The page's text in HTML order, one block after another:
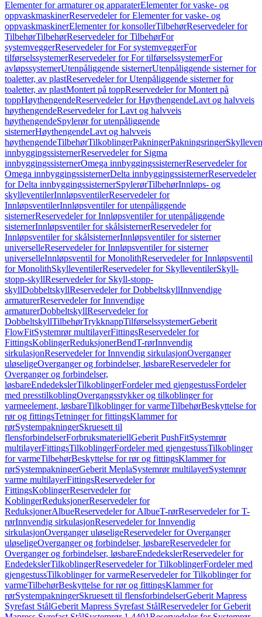
Elementer for armaturer og apparaterElementer for vaske- og
oppvaskmaskinerReservedeler for Elementer for vaske- og
oppvaskmaskinerElementer for konsollerTilbehørReservedeler for
TilbehørTilbehørReservedeler for TilbehørFor
systemveggerReservedeler for For systemveggerFor
tilførselssystemerReservedeler for For tilførselssystemerFor
avløpssystemerUtenpåliggende sisternerUtenpåliggende sisterner for
toaletter, av plastReservedeler for Utenpåliggende sisterner for
toaletter, av plastMontert på toppReservedeler for Montert på
toppHøythengendeReservedeler for HøythengendeLavt og halvveis
høythengendeReservedeler for Lavt og halvveis
høythengendeSpylerør for utenpåliggende
sisternerHøythengendeLavt og halvveis
høythengendeTilbehørTilkoblingerPakningerPakningsringer
innbyggingssisternerReservedeler for Sigma
innbyggingssisternerOmega innbyggingssisternerReservedeler for
Omega innbyggingssisternerDelta innbyggingssisternerReservedeler
for Delta innbyggingssisternerSpylerørTilbehørInnløps- og
skylleventilerInnløpsventilerReservedeler for
InnløpsventilerInnløpsventiler for utenpåliggende
sisternerReservedeler for Innløpsventiler for utenpåliggende
sisternerInnløpsventiler for skålsisternerReservedeler for
Innløpsventiler for skålsisternerInnløpsventiler for sisterner
universelleReservedeler for Innløpsventiler for sisterner
universelleInnløpsventil for MonolithReservedeler for Innløpsventil
for MonolithSkylleventilerReservedeler for SkylleventilerSkyll-
stopp-skyllReservedeler for Skyll-stopp-
skyllDobbeltskyllReservedeler for DobbeltskyllInnvendige
armaturerReservedeler for Innvendige
armaturerDobbeltskyllReservedeler for
DobbeltskyllTilbehørTrykknappTilførselssystemerGeberit
FlowFitSystemrør multilayerFittingsReservedeler for
FittingsKoblingerReduksjonerBendT-rørInnvendig
sirkulasjonReservedeler for Innvendig sirkulasjonOverganger
uløseligeOverganger og forbindelser, løsbareReservedeler for
Overganger og forbindelser,
løsbareEndedekslerTilkoblingerFordeler med gjengestussFordeler
med presstilkoblingOvergangsstykker og tilkoblinger for
varmeelement, løsbareTilkoblinger for varmeTilbehørBeskyttelse for
rør og fittingsTetninger for fittingsKlammer for
rørSystempakningerSkruesett til
flensforbindelserForbruksmateriellGeberit PushFitSystemrør
multilayerFittingsTilkoblingerFordeler med gjengestussTilkoblinger
for varmeTilbehørBeskyttelse for rør og fittingsKlammer for
rørSystempakningerGeberit MeplaSystemrør multilayerSystemrør
varme multilayerFittingsReservedeler for
FittingsKoblingerReservedeler for
KoblingerReduksjonerReservedeler for
ReduksjonerAlbueReservedeler for AlbueT-rørReservedeler for T-
rørInnvendig sirkulasjonReservedeler for Innvendig
sirkulasjonOverganger uløseligeReservedeler for Overganger
uløseligeOverganger og forbindelser, løsbareReservedeler for
Overganger og forbindelser, løsbareEndedekslerReservedeler for
EndedekslerTilkoblingerReservedeler for TilkoblingerFordeler med
gjengestussTilkoblinger for varmeReservedeler for Tilkoblinger for
varmeTilbehørBeskyttelse for rør og fittingsKlammer for
rørSystempakningerSkruesett til flensforbindelserGeberit Mapress
Syrefast StålGeberit Mapress Syrefast StålReservedeler for Geberit